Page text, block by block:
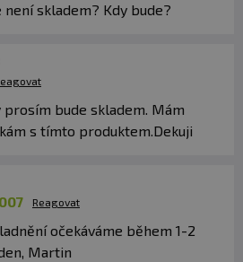
skladem? Kdy bude?
prosím bude skladem. Mám
s tímto produktem.Dekuji
Reagovat
očekáváme během 1-2
Martin